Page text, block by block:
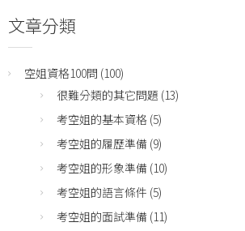
文章分類
空姐資格100問 (100)
很難分類的其它問題 (13)
考空姐的基本資格 (5)
考空姐的履歷準備 (9)
考空姐的形象準備 (10)
考空姐的語言條件 (5)
考空姐的面試準備 (11)